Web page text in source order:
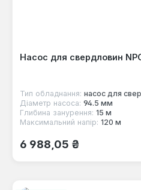
Насос для свердловин
Тип обладнання: насос для
Діаметр насоса: 94.5 мм
Глибина занурення: 15 м
Максимальний напір: 120 м
Звичайна ціна:
6 988,05 ₴